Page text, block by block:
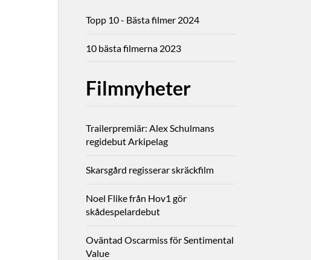
Topp 10 - Bästa filmer 2024
10 bästa filmerna 2023
Filmnyheter
Trailerpremiär: Alex Schulmans
regidebut Arkipelag
Skarsgård regisserar skräckfilm
Noel Flike från Hov1 gör
skådespelardebut
Oväntad Oscarmiss för Sentimental
Value